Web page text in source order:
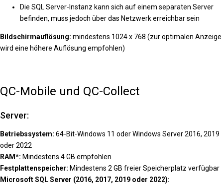
Die SQL Server-Instanz kann sich auf einem separaten Server
befinden, muss jedoch über das Netzwerk erreichbar sein
Bildschirmauflösung: mindestens 1024 x 768 (zur optimalen Anzeige
wird eine höhere Auflösung empfohlen)
QC-Mobile und QC-Collect
Server:
Betriebssystem: 64-Bit-Windows 11 oder Windows Server 2016, 2019
oder 2022
RAM*: Mindestens 4 GB empfohlen
Festplattenspeicher: Mindestens 2 GB freier Speicherplatz verfügbar
Microsoft SQL Server (2016, 2017, 2019 oder 2022):